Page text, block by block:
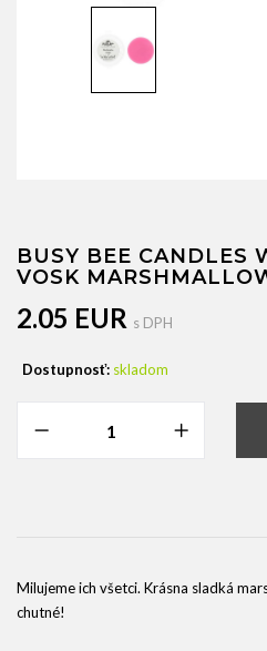
BUSY BEE CANDLES
VOSK
2.05 EUR s DPH
Dostupnosť: skladom
Milujeme ich všetci. Krásna sladká
chutné!